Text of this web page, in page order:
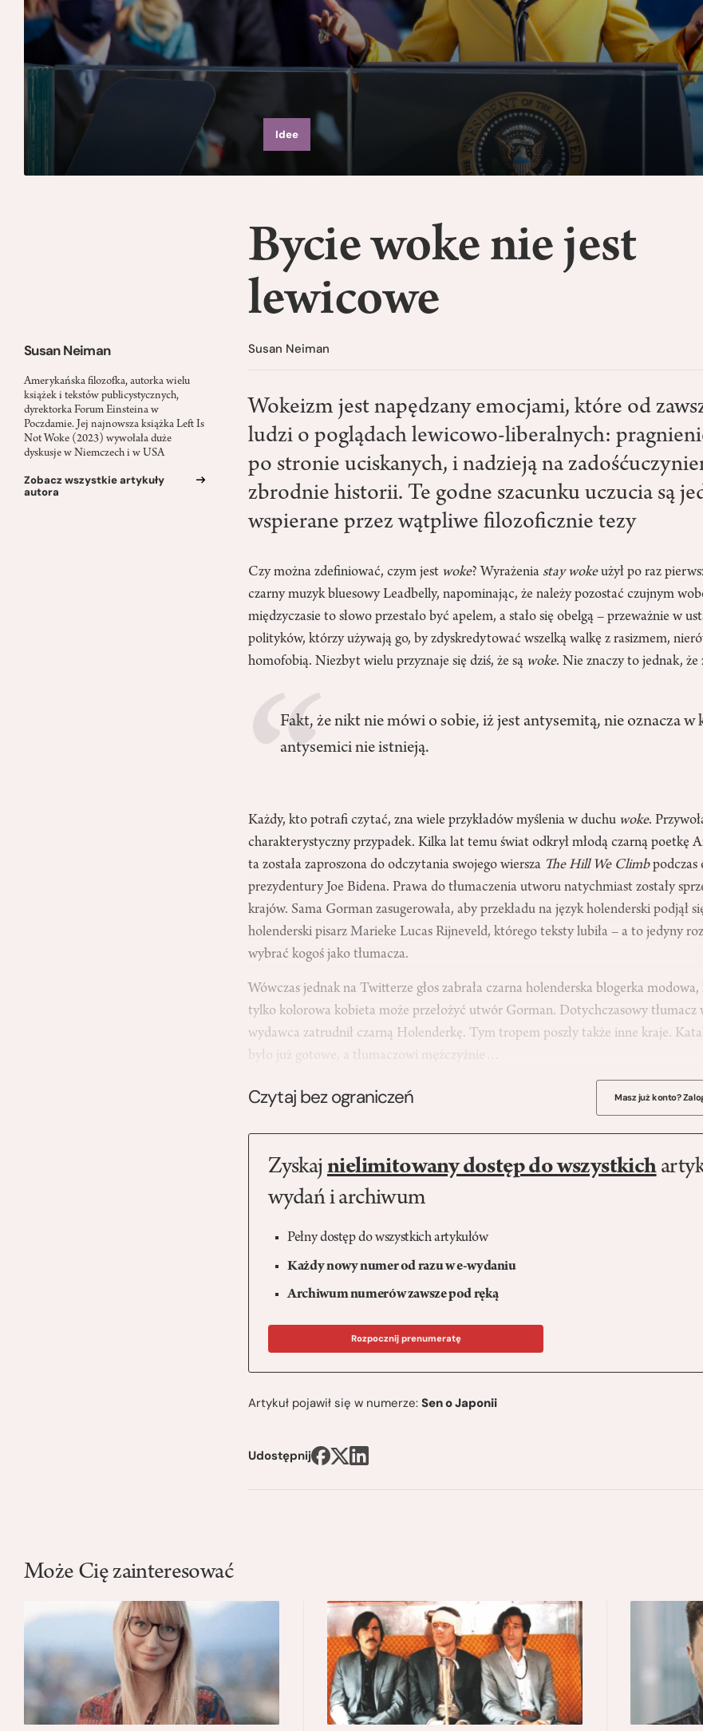
Idee
Susan Neiman
Amerykańska filozofka, autorka wielu
książek i tekstów publicystycznych,
dyrektorka Forum Einsteina w
Poczdamie. Jej najnowsza książka Left Is
Not Woke (2023) wywołała duże
dyskusje w Niemczech i w USA
Zobacz wszystkie artykuły
autora
Bycie woke nie jest
lewicowe
Susan Neiman
Wokeizm jest napędzany emocjami, które od
ludzi o poglądach lewicowo-liberalnych:
po stronie uciskanych, i nadzieją na
zbrodnie historii. Te godne szacunku uczucia są
wspierane przez wątpliwe filozoficznie tezy
Czy można zdefiniować, czym jest woke? Wyrażenia stay wokeużył po raz
czarny muzyk bluesowy Leadbelly, napominając, że należy pozostać czujnym
międzyczasie to słowo przestało być apelem, a stało się obelgą – przeważnie w
polityków, którzy używają go, by zdyskredytować wszelką walkę z rasizmem,
homofobią. Niezbyt wielu przyznaje się dziś, że są woke. Nie znaczy to jednak, że
Fakt, że nikt nie mówi o sobie, iż jest antysemitą, nie oznacza w
antysemici nie istnieją.
Każdy, kto potrafi czytać, zna wiele przykładów myślenia w duchu woke.
charakterystyczny przypadek. Kilka lat temu świat odkrył młodą czarną poetkę
ta została zaproszona do odczytania swojego wiersza The Hill We Climbpodczas
prezydentury Joe Bidena. Prawa do tłumaczenia utworu natychmiast zostały
krajów. Sama Gorman zasugerowała, aby przekładu na język holenderski podjął
holenderski pisarz Marieke Lucas Rijneveld, którego teksty lubiła – a to jedyny
wybrać kogoś jako tłumacza.
Wówczas jednak na Twitterze głos zabrała czarna holenderska blogerka
tylko kolorowa kobieta może przełożyć utwór Gorman. Dotychczasowy tłumacz
wydawca zatrudnił czarną Holenderkę. Tym tropem poszły także inne kraje.
było już gotowe, a tłumaczowi mężczyźnie…
Czytaj bez ograniczeń Masz już konto?
Zyskaj nielimitowany dostęp do wszystkich
wydań i archiwum
Pełny dostęp do wszystkich artykułów
Każdy nowy numer od razu w e-wydaniu
Archiwum numerów zawsze pod ręką
Rozpocznij prenumeratę
Artykuł pojawił się w numerze:Sen o Japonii
Udostępnij
Może Cię zainteresować